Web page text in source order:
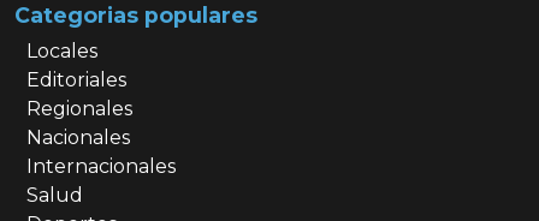
Categorias populares
Locales
Editoriales
Regionales
Nacionales
Internacionales
Salud